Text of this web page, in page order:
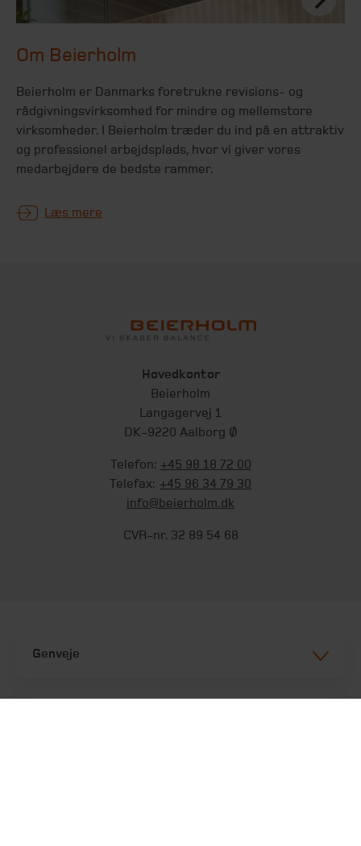
Om Beierholm
Beierholm er Danmarks foretrukne revisions- og
rådgivningsvirksomhed for mindre og mellemstore
virksomheder. I Beierholm træder du ind på en attraktiv
og professionel arbejdsplads, hvor vi giver vores
medar­bejdere de bedste rammer.
Læs mere
Hovedkontor
Beierholm
Langagervej 1
DK-9220 Aalborg Ø
Telefon: +45 98 18 72 00
Telefax: +45 96 34 79 30
info@beierholm.dk
CVR-nr. 32 89 54 68
Genveje